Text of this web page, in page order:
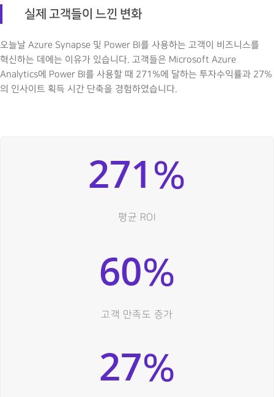
실제 고객들이 느낀 변화
오늘날 Azure Synapse 및 Power BI를 사용하는 고객이 비즈니스를
혁신하는 데에는 이유가 있습니다. 고객들은 Microsoft Azure
Analytics에 Power BI를 사용할 때 271%에 달하는 투자수익률과 27%
의 인사이트 획득 시간 단축을 경험하였습니다.
271 %
평균 ROI
60%
고객 만족도 증가
27%